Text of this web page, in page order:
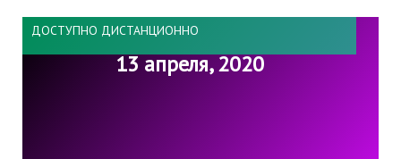
ДОСТУПНО ДИСТАНЦИОННО
13 апреля, 2020